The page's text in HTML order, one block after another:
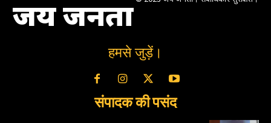
जय जनता
हमसे जुड़ें।
संपादक की पसंद